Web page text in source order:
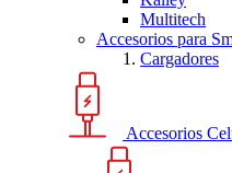
Multitech
Accesorios para
Cargadores
Accesorios